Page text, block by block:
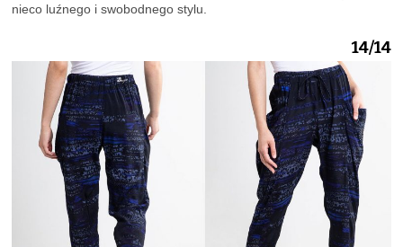
nieco luźnego i swobodnego stylu.
14/14